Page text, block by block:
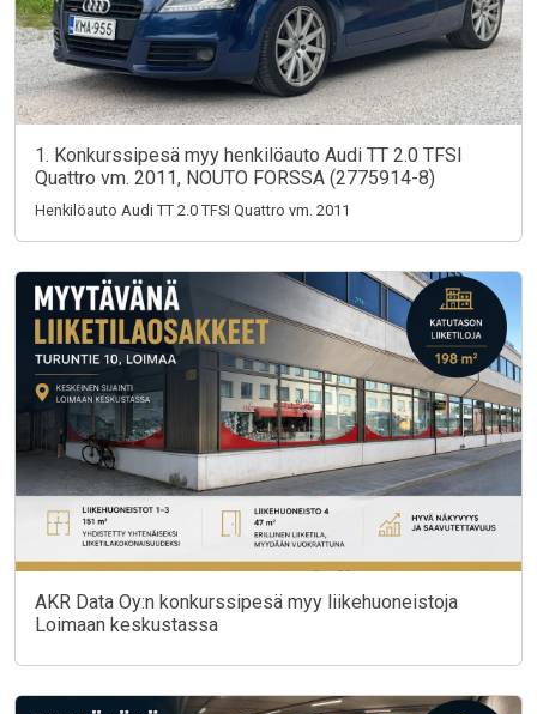
1. Konkurssipesä myy henkilöauto Audi TT 2.0 TFSI
Quattro vm. 2011, NOUTO FORSSA (2775914-8)
Henkilöauto Audi TT 2.0 TFSI Quattro vm. 2011
AKR Data Oy:n konkurssipesä myy liikehuoneistoja
Loimaan keskustassa